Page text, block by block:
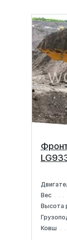
Вес
Высота
Ковш